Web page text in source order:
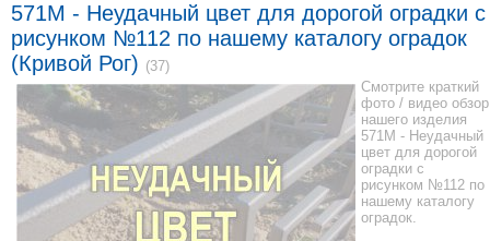
571M - Неудачный цвет для дорогой оградки с
рисунком №112 по нашему каталогу оградок
(Кривой Рог) (37)
Смотрите краткий
фото / видео обзор
нашего изделия
571M - Неудачный
цвет для дорогой
оградки с
рисунком №112 по
нашему каталогу
оградок.